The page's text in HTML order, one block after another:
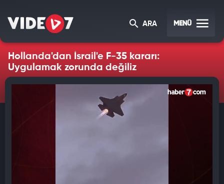
ARA MENÜ
Hollanda'dan İsrail'e F-35 kararı:
Uygulamak zorunda değiliz